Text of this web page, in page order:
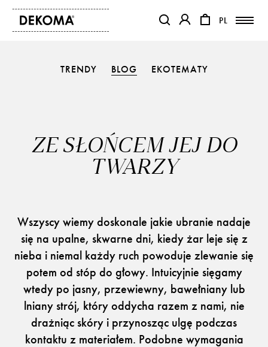
PL
PL
REALIZACJE
PARTNERZY
Flora – szenil inspirowany naturą
TRENDY BLOG EKOTEMATY
ZE SŁOŃCEM JEJ DO
TWARZY
Wszyscy wiemy doskonale jakie ubranie nadaje
się na upalne, skwarne dni, kiedy żar leje się z
nieba i niemal każdy ruch powoduje zlewanie się
potem od stóp do głowy. Intuicyjnie sięgamy
wtedy po jasny, przewiewny, bawełniany lub
lniany strój, który oddycha razem z nami, nie
drażniąc skóry i przynosząc ulgę podczas
kontaktu z materiałem. Podobne wymagania